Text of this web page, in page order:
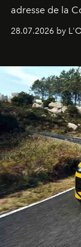
adresse de la
Hotels, ce
Pillet promet
28.07.2026 by